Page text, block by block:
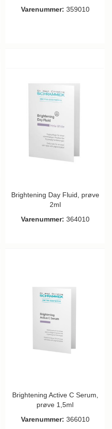
Varenummer: 359010
Brightening Day Fluid, prøve
2ml
Varenummer: 364010
Brightening Active C Serum,
prøve 1,5ml
Varenummer: 366010